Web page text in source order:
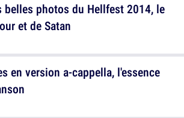
belles photos du Hellfest 2014, le
et de Satan
en version a-cappella, l'essence